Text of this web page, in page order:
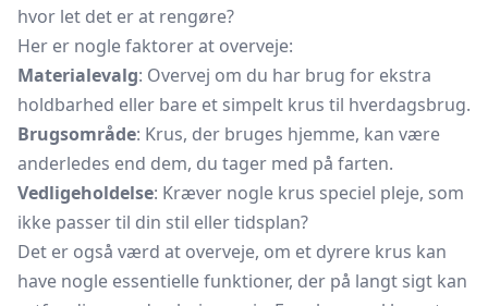
hvor let det er at rengøre?
Her er nogle faktorer at overveje:
Materialevalg: Overvej om du har brug for ekstra
holdbarhed eller bare et simpelt krus til hverdagsbrug.
Brugsområde: Krus, der bruges hjemme, kan være
anderledes end dem, du tager med på farten.
Vedligeholdelse: Kræver nogle krus speciel pleje, som
ikke passer til din stil eller tidsplan?
Det er også værd at overveje, om et dyrere krus kan
have nogle essentielle funktioner, der på langt sigt kan